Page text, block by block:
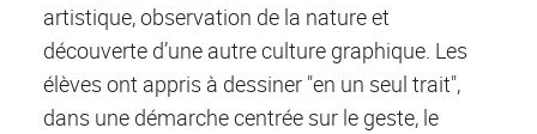
artistique, observation de la nature et
découverte d’une autre culture graphique. Les
élèves ont appris à dessiner "en un seul trait",
dans une démarche centrée sur le geste, le